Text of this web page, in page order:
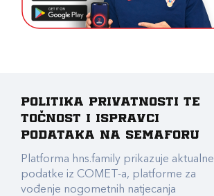
Politika privatnosti te
točnost i ispravci
podataka na Semaforu
Platforma hns.family prikazuje aktualne
podatke iz COMET-a, platforme za
vođenje nogometnih natjecanja